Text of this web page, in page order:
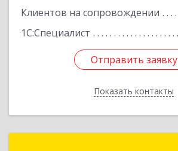
Клиентов на сопровождении
1С:Специалист
Отправить заявку
Показать контакты
Отправить заявку
Назад